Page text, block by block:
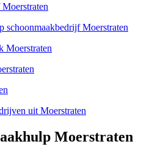
schoonmaakbedrijf Moerstraten
Moerstraten
uit Moerstraten
Moerstraten